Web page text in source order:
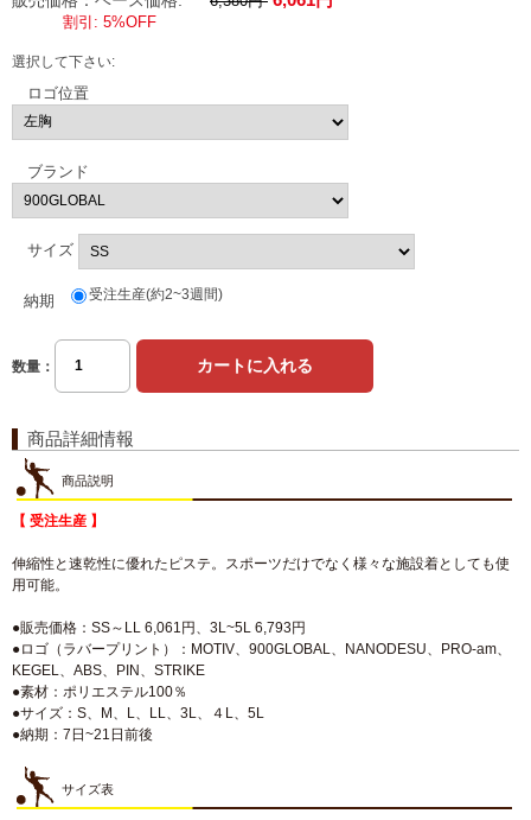
割引: 5%OFF
選択して下さい:
ロゴ位置
ブランド
サイズ
納期 受注生産(約2~3週間)
数量：
商品詳細情報
商品説明
【 受注生産 】
伸縮性と速乾性に優れたピステ。スポーツだけでなく様々な施設着としても使
用可能。
●販売価格：SS～LL 6,061円、3L~5L 6,793円
●ロゴ（ラバープリント）：MOTIV、900GLOBAL、NANODESU、PRO-am、
KEGEL、ABS、PIN、STRIKE
●素材：ポリエステル100％
●サイズ：S、M、L、LL、3L、４L、5L
●納期：7日~21日前後
サイズ表